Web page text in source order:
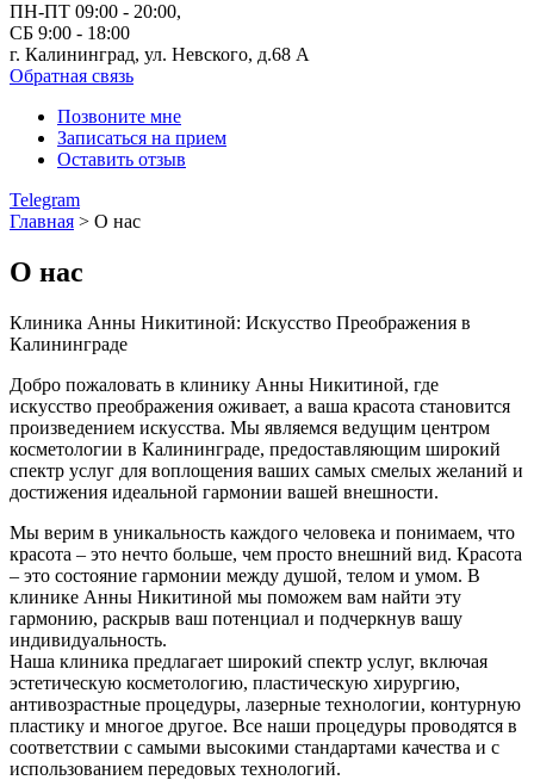
ПН-ПТ 09:00 - 20:00,
СБ 9:00 - 18:00
г. Калининград, ул. Невского, д.68 А
Обратная связь
Позвоните мне
Записаться на прием
Оставить отзыв
Telegram
Главная > О нас
О нас
Клиника Анны Никитиной: Искусство Преображения в
Калининграде
Добро пожаловать в клинику Анны Никитиной, где
искусство преображения оживает, а ваша красота становится
произведением искусства. Мы являемся ведущим центром
косметологии в Калининграде, предоставляющим широкий
спектр услуг для воплощения ваших самых смелых желаний и
достижения идеальной гармонии вашей внешности.
Мы верим в уникальность каждого человека и понимаем, что
красота – это нечто больше, чем просто внешний вид. Красота
– это состояние гармонии между душой, телом и умом. В
клинике Анны Никитиной мы поможем вам найти эту
гармонию, раскрыв ваш потенциал и подчеркнув вашу
индивидуальность.
Наша клиника предлагает широкий спектр услуг, включая
эстетическую косметологию, пластическую хирургию,
антивозрастные процедуры, лазерные технологии, контурную
пластику и многое другое. Все наши процедуры проводятся в
соответствии с самыми высокими стандартами качества и с
использованием передовых технологий.